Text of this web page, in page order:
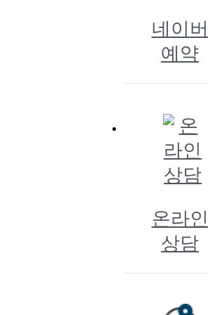
네이버
예약
온라인
상담